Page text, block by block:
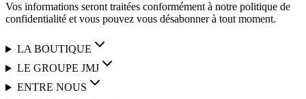
Vos informations seront traitées conformément à notre politique de
confidentialité et vous pouvez vous désabonner à tout moment.
LA BOUTIQUE
LE GROUPE JMJ
ENTRE NOUS